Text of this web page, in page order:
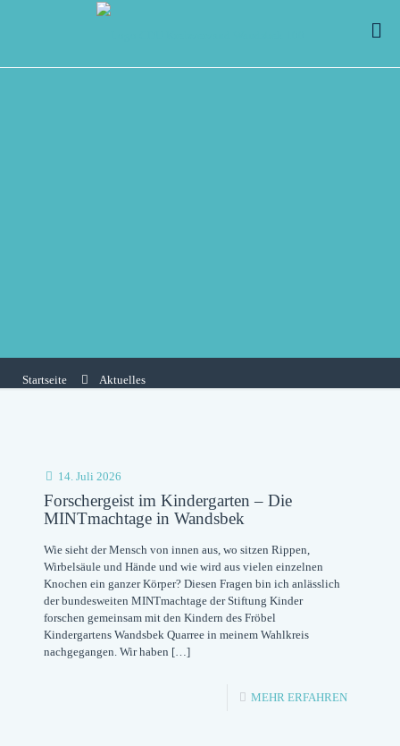
Startseite Aktuelles
14. Juli 2026
Forschergeist im Kindergarten – Die
MINTmachtage in Wandsbek
Wie sieht der Mensch von innen aus, wo sitzen Rippen,
Wirbelsäule und Hände und wie wird aus vielen einzelnen
Knochen ein ganzer Körper? Diesen Fragen bin ich anlässlich
der bundesweiten MINTmachtage der Stiftung Kinder
forschen gemeinsam mit den Kindern des Fröbel
Kindergartens Wandsbek Quarree in meinem Wahlkreis
nachgegangen. Wir haben […]
MEHR ERFAHREN-